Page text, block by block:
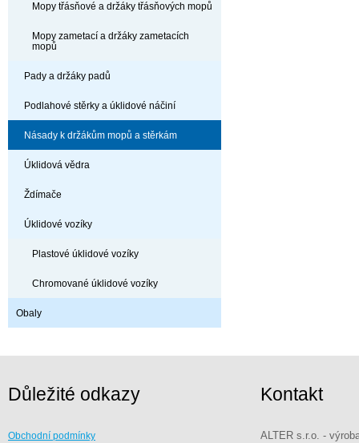
Mopy třásňové a držáky třásňových mopů
Mopy zametací a držáky zametacích
mopů
Pady a držáky padů
Podlahové stěrky a úklidové náčiní
Násady k držákům mopů a stěrkám
Úklidová vědra
Ždímače
Úklidové vozíky
Plastové úklidové vozíky
Chromované úklidové vozíky
Obaly
Důležité odkazy
Obchodní podmínky
Kontakt
ALTER s.r.o. -